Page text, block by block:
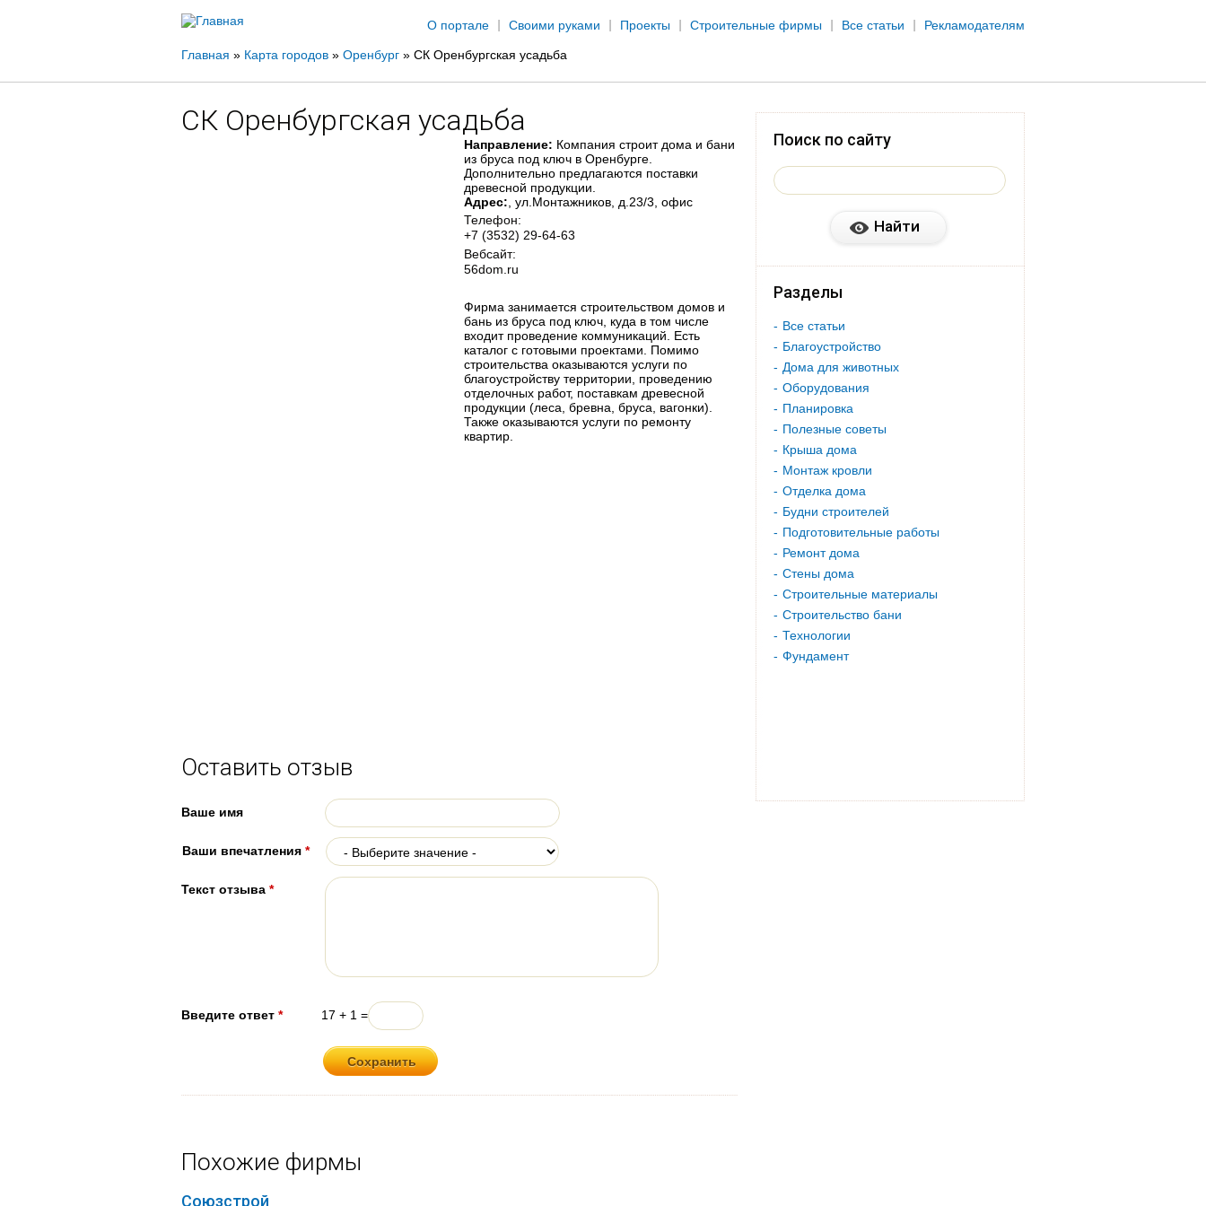
О портале
Своими руками Проекты Строительные фирмы Все статьи Рекламодателям
Вы
здесь
Главная » Карта городов » Оренбург » СК Оренбургская усадьба
СК Оренбургская усадьба
Направление: Компания строит дома и бани
из бруса под ключ в Оренбурге.
Дополнительно предлагаются поставки
древесной продукции.
Адрес: , ул.Монтажников, д.23/3, офис
Телефон:
+7 (3532) 29-64-63
Вебсайт:
56dom.ru
Фирма занимается строительством домов и
бань из бруса под ключ, куда в том числе
входит проведение коммуникаций. Есть
каталог с готовыми проектами. Помимо
строительства оказываются услуги по
благоустройству территории, проведению
отделочных работ, поставкам древесной
продукции (леса, бревна, бруса, вагонки).
Также оказываются услуги по ремонту
квартир.
Оставить отзыв
Ваше имя
Ваши впечатления *
Текст отзыва *
Введите ответ * 17 + 1 =
Похожие фирмы
Союзстрой
Поиск по сайту
Разделы
Все статьи
Благоустройство
Дома для животных
Оборудования
Планировка
Полезные советы
Крыша дома
Монтаж кровли
Отделка дома
Будни строителей
Подготовительные работы
Ремонт дома
Стены дома
Строительные материалы
Строительство бани
Технологии
Фундамент